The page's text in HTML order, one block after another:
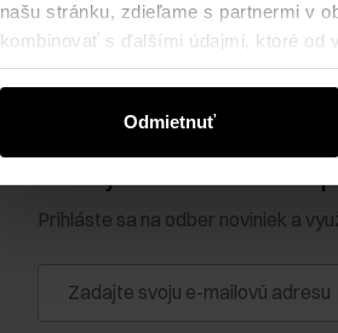
našu stránku, zdieľame s partnermi v
kombinovať s ďalšími údajmi, ktoré od
Odmietnuť
Prihláste sa na odber noviniek a